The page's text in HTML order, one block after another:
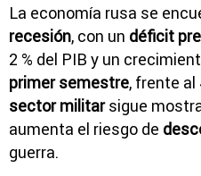
La economía rusa se
recesión, con un déficit
2 % del PIB y un
primer semestre, frente al
sector militarsigue
aumenta el riesgo de
guerra.